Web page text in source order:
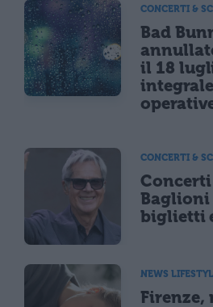
CONCERTI &
Bad
il 18
CONCERTI &
Baglioni
biglietti
NEWS
Firenze,